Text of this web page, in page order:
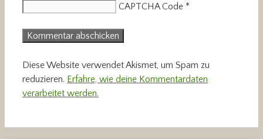
CAPTCHA Code *
Diese Website verwendet Akismet, um Spam zu
reduzieren. Erfahre, wie deine Kommentardaten
verarbeitet werden.